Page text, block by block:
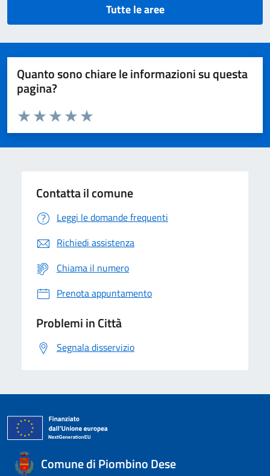
Tutte le aree
Quanto sono chiare le informazioni su questa
pagina?
Domanda
Valuta da 1 a 5 stelle la pagina
Valuta 5 stelle su 5
Valuta 4 stelle su 5
Valuta 3 stelle su 5
Valuta 2 stelle su 5
Valuta 1 stelle su 5
Contatta il comune
Leggi le domande frequenti
Richiedi assistenza
Chiama il numero
Prenota appuntamento
Problemi in Città
Segnala disservizio
Comune di Piombino Dese